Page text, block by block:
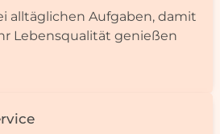
alltäglichen Auf­gaben, damit
Le­bens­qualität genießen